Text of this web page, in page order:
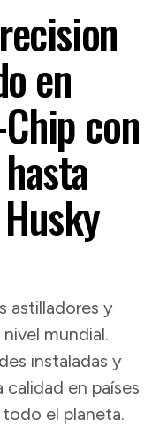
en
con
astilladores y
mundial.
instaladas y
en países
el planeta.